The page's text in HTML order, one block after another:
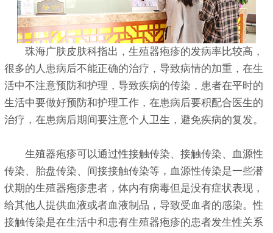
珠海广肤皮肤科指出，生殖器疱疹的发病率比较高，
很多的人患病后不能正确的治疗，导致病情的加重，在生
活中不注意预防和护理，导致疾病的传染，患者在平时的
生活中要做好预防和护理工作，在患病后要积配合医生的
治疗，在患病后期间要注意个人卫生，避免疾病的复发。
生殖器疱疹可以通过性接触传染、接触传染、血源性
传染、胎盘传染、间接接触传染等，血源性传染是一些潜
伏期的生殖器疱疹患者，体内有病毒但是没有症状表现，
给其他人提供血液或者血液制品，导致受血者的感染。性
接触传染是在生活中和患有生殖器疱疹的患者发生性关系